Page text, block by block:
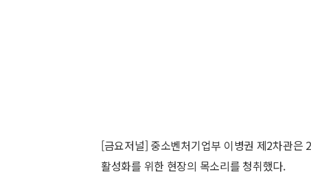
[금요저널] 중소벤처기업부 이병권 제2차관은
활성화를 위한 현장의 목소리를 청취했다.